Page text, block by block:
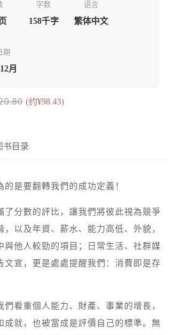
字数
158千字
语言
繁体中文
期
月
(约¥98.43)
书目录
的是要翻轉我們的成功定義！
了分數的評比，讓我們將彼此視為競爭
，以及年資、薪水、能力高低、外貌，
與他人較勁的項目；日常生活、社群媒
文宣，更是處處提醒我們：消費即是存
們看重個人能力、財產、事業的增長，
成就，也被當成是評價自己的標準。無